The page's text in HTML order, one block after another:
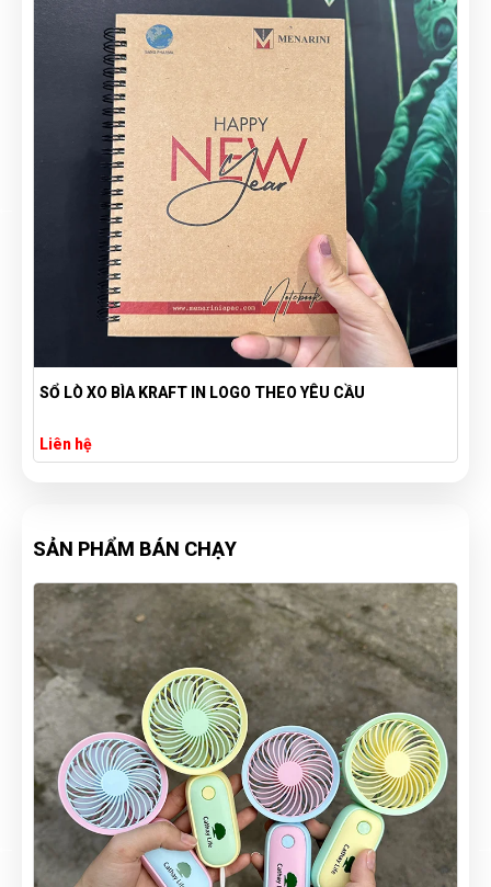
SỔ TAY LÒ XÒ A5 BÌA BỒI IN LOGO YOUR GIÁ RẺ
SẢN PHẨM BÁN CHẠY